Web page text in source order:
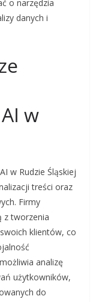
o narzędzia
danych i
w
w Rudzie Śląskiej
treści oraz
Firmy
z tworzenia
klientów, co
analizę
użytkowników,
do